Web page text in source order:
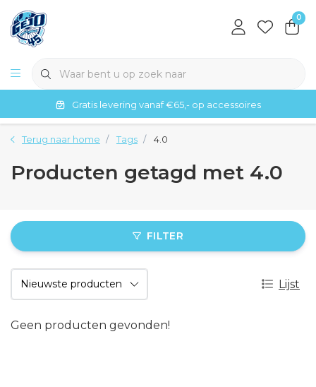
0
Gratis levering vanaf €65,- op accessoires
Terug naar home Tags 4.0
Producten getagd met 4.0
FILTER
Lijst
Geen producten gevonden!